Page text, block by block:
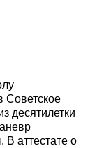
Советское
десятилетки
аттестате о